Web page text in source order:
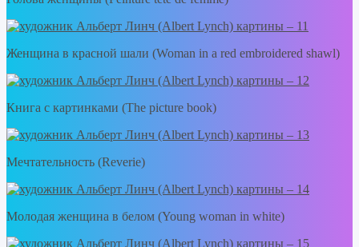
Женщина в красной шали (Woman in a red embroidered shawl)
Книга с картинками (The picture book)
Мечтательность (Reverie)
Молодая женщина в белом (Young woman in white)